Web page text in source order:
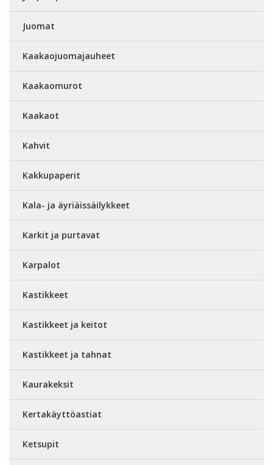
Juomat
Kaakaojuomajauheet
Kaakaomurot
Kaakaot
Kahvit
Kakkupaperit
Kala- ja äyriäissäilykkeet
Karkit ja purtavat
Karpalot
Kastikkeet
Kastikkeet ja keitot
Kastikkeet ja tahnat
Kaurakeksit
Kertakäyttöastiat
Ketsupit